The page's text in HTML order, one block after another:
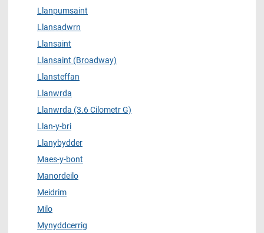
Llanpumsaint
Llansadwrn
Llansaint
Llansaint (Broadway)
Llansteffan
Llanwrda
Llanwrda (3.6 Cilometr G)
Llan-y-bri
Llanybydder
Maes-y-bont
Manordeilo
Meidrim
Milo
Mynyddcerrig